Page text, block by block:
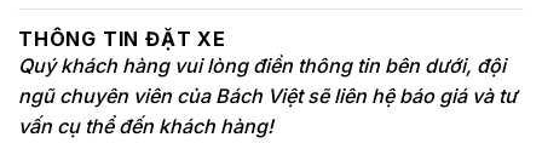
THÔNG TIN ĐẶT XE
Quý khách hàng vui lòng điền thông tin bên dưới, đội
ngũ chuyên viên của Bách Việt sẽ liên hệ báo giá và tư
vấn cụ thể đến khách hàng!